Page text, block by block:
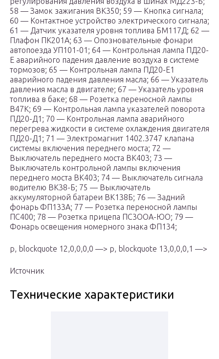
58 — Замок зажигания ВК350; 59 — Кнопка сигнала;
60 — Контактное устройство электрического сигнала;
61 — Датчик указателя уровня топлива БМ117Д; 62 —
Плафон ПК201А; 63 — Опозновательные фонари
автопоезда УП101-01; 64 — Контрольная лампа ПД20-
Е аварийного падения давление воздуха в системе
тормозов; 65 — Контрольная лампа ПД20-Е1
аварийного падения давления масла; 66 — Указатель
давления масла в двигателе; 67 — Указатель уровня
топлива в баке; 68 — Розетка переносной лампы
В47К; 69 — Контрольная лампа указателей поворота
ПД20-Д1; 70 — Контрольная лампа аварийного
перегрева жидкости в системе охлаждения двигателя
ПД20-Д1; 71 — Электромагнит 1402.3747 клапана
системы включения переднего моста; 72 —
Выключатель переднего моста ВК403; 73 —
Выключатель контрольной лампы включения
переднего моста ВК403; 74 — Выключатель сигнала
водителю ВК38-Б; 75 — Выключатель
аккумуляторной батареи ВК138Б; 76 — Задний
фонарь ФП133А; 77 — Розетка переносной лампы
ПС400; 78 — Розетка прицепа ПС3ООА-ЮО; 79 —
Фонарь освещения номерного знака ФП134;
p, blockquote 12,0,0,0,0 —> p, blockquote 13,0,0,0,1 —>
Источник
Технические характеристики